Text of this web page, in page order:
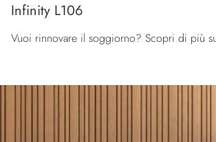
Infinity L106